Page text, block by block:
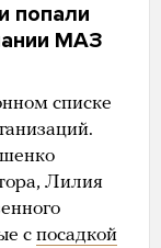
попали
МАЗ
списке
Лилия
с посадкой